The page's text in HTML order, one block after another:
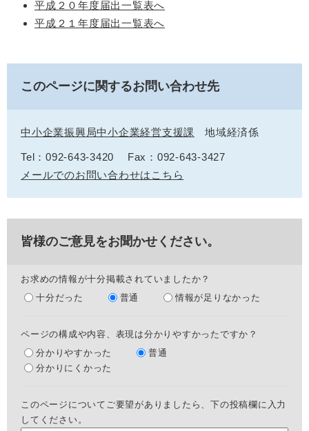
平成２０年度届出一覧表へ
平成２１年度届出一覧表へ
このページに関するお問い合わせ先
中小企業振興局中小企業経営支援課 地域経済係
Tel：092-643-3420
Fax：092-643-3427
メールでのお問い合わせはこちら
皆様のご意見をお聞かせください。
お求めの情報が十分掲載されていましたか？
十分だった
普通 情報が足りなかった
ページの構成や内容、表現は分かりやすかったですか？
分かりやすかった
普通
分かりにくかった
このページについてご要望がありましたら、下の投稿欄に入力
してください。